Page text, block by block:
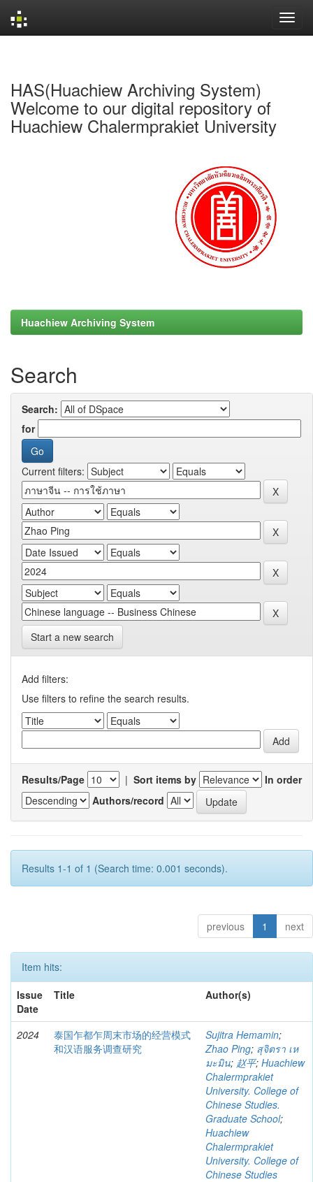
HAS(Huachiew Archiving System)
Welcome to our digital repository of
Huachiew Chalermprakiet University
Huachiew Archiving System
Search
Search:
for
Current filters:
Start a new search
Add filters:
Use filters to refine the search results.
Results/Page | Sort items by
In order
Authors/record
Results 1-1 of 1 (Search time: 0.001 seconds).
previous 1 next
Item hits:
Issue
Date
Title Author(s)
2024
泰国乍都乍周末市场的经营模式
和汉语服务调查研究
Sujitra Hemamin;
Zhao Ping; สุจิตรา เห
มะมิน; 赵平; Huachiew
Chalermprakiet
University. College of
Chinese Studies.
Graduate School;
Huachiew
Chalermprakiet
University. College of
Chinese Studies